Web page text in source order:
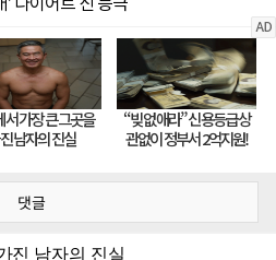
댓글